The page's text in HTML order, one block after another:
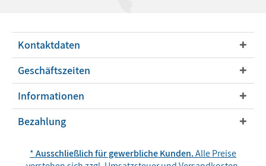
Kontaktdaten
Geschäftszeiten
Informationen
Bezahlung
*Ausschließlich für gewerbliche Kunden.Alle Preise